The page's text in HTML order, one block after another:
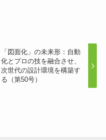
「図面化」の未来形：自動
化とプロの技を融合させ、
次世代の設計環境を構築す
る（第50号）